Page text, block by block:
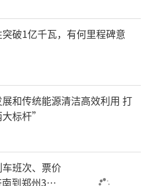
破1亿千瓦，有何里程碑意
和传统能源清洁高效利用 打
标杆”
班次、票价
到郑州3小